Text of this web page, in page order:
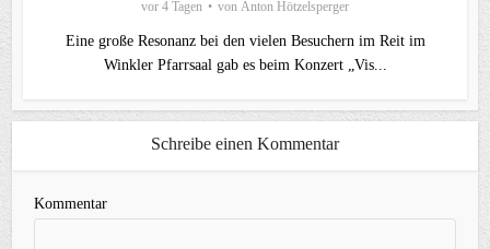
vor 4 Tagen von Anton Hötzelsperger
Eine große Resonanz bei den vielen Besuchern im Reit im
Winkler Pfarrsaal gab es beim Konzert „Vis...
Schreibe einen Kommentar
Kommentar